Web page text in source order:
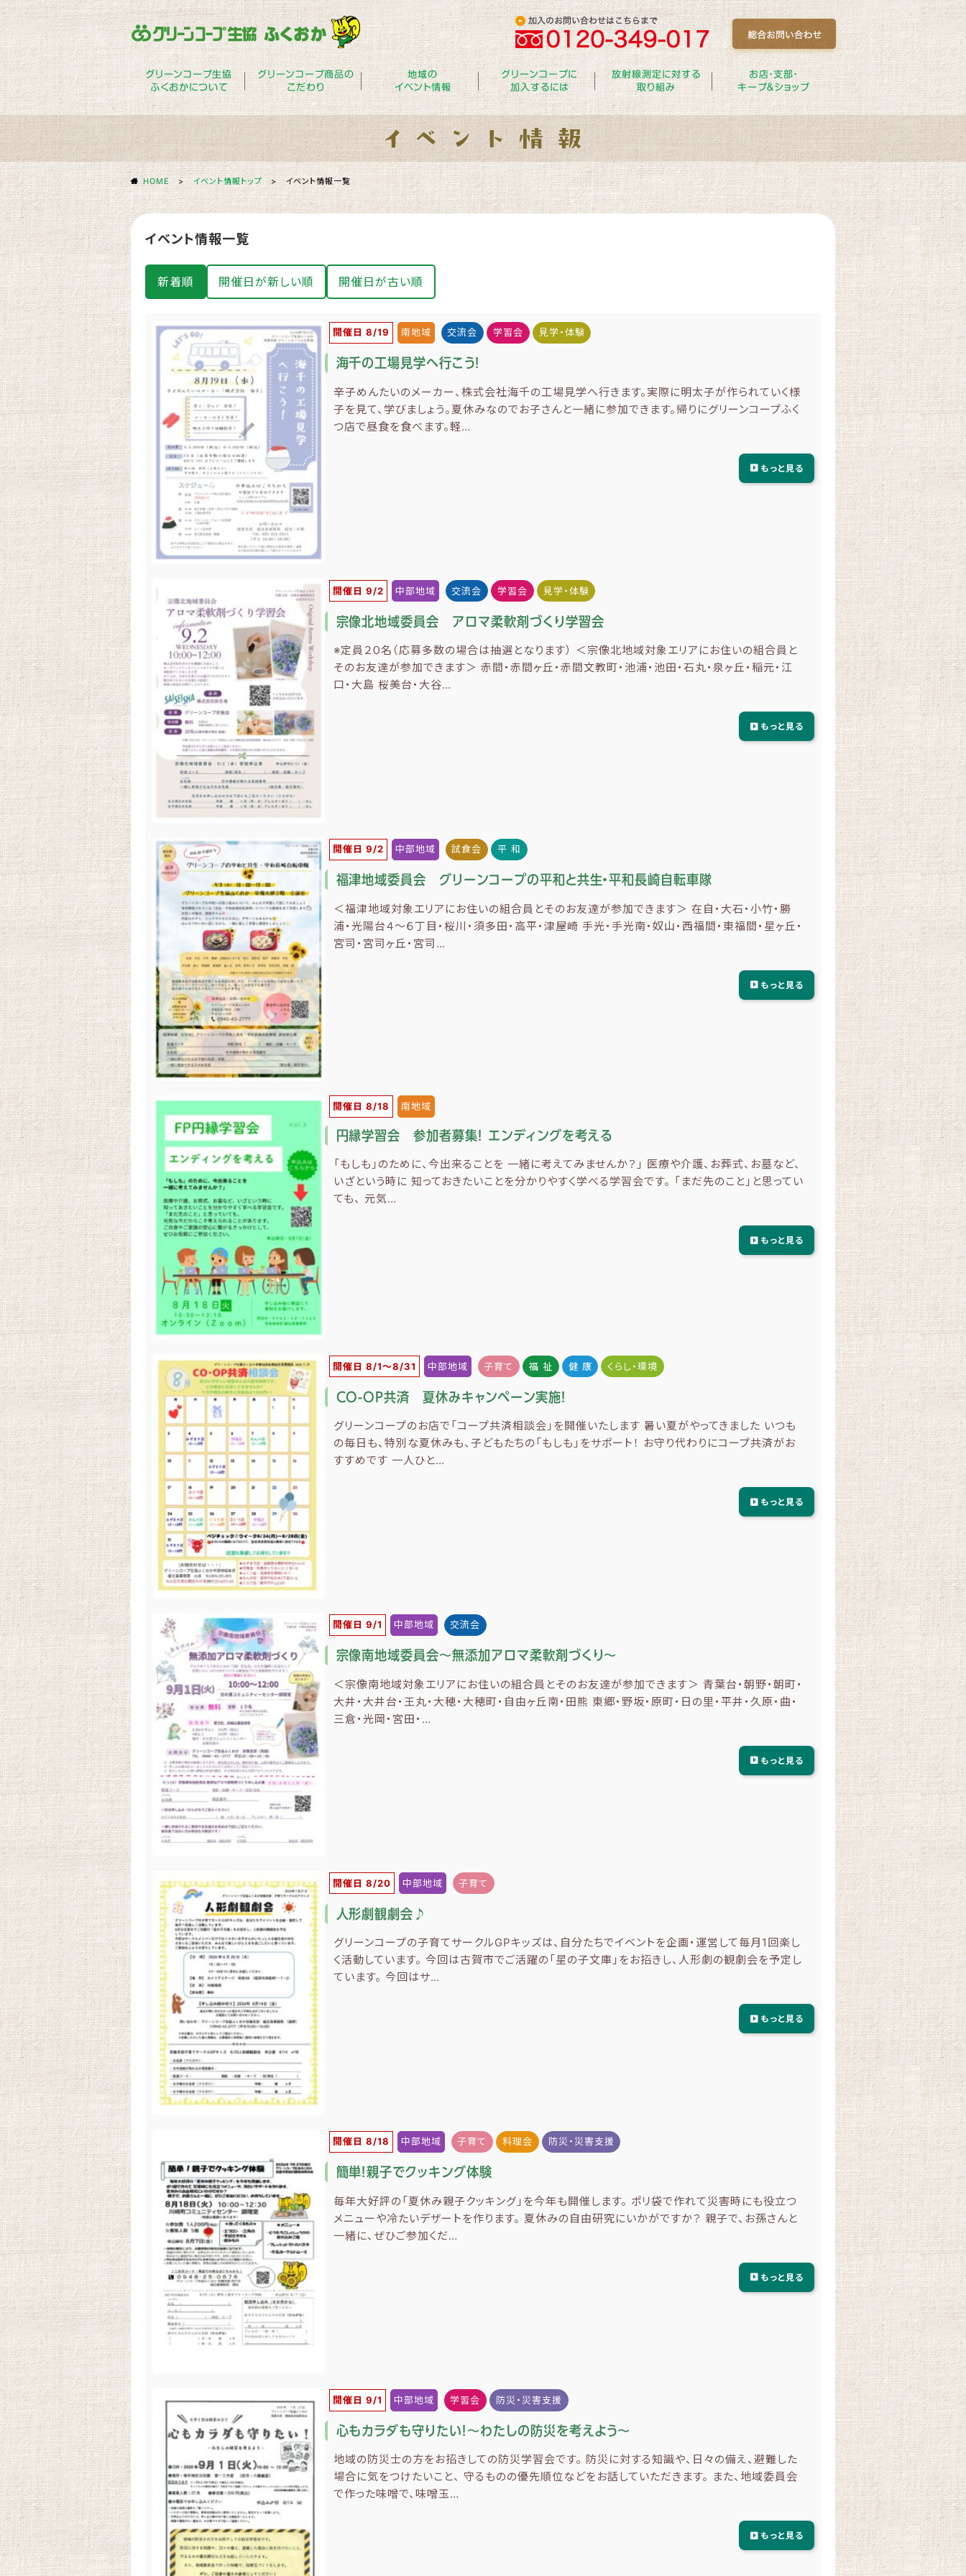
グリーンコープ生協
ふくおかについて
グリーンコープ商品の
こだわり
地域の
イベント情報
グリーンコープに
加入するには
放射線測定に対する
取り組み
お店・支部・
キープ＆ショップ
HOME > イベント情報トップ> イベント情報一覧
イベント情報一覧
新着順 開催日が新しい順 開催日が古い順
開催日 8/19 南地域 交流会 学習会 見学・体験
海千の工場見学へ行こう！
辛子めんたいのメーカー、株式会社海千の工場見学へ行きます。実際に明太子が作られていく様
子を見て、学びましょう。夏休みなのでお子さんと一緒に参加できます。帰りにグリーンコープふく
つ店で昼食を食べます。軽…
もっと見る
開催日 9/2 中部地域 交流会 学習会 見学・体験
宗像北地域委員会 アロマ柔軟剤づくり学習会
※定員２０名（応募多数の場合は抽選となります） ＜宗像北地域対象エリアにお住いの組合員と
そのお友達が参加できます＞ 赤間・赤間ヶ丘・赤間文教町・池浦・池田・石丸・泉ヶ丘・稲元・江
口・大島 桜美台・大谷…
もっと見る
開催日 9/2 中部地域 試食会 平 和
福津地域委員会 グリーンコープの平和と共生・平和長崎自転車隊
＜福津地域対象エリアにお住いの組合員とそのお友達が参加できます＞ 在自・大石・小竹・勝
浦・光陽台４～６丁目・桜川・須多田・高平・津屋崎 手光・手光南・奴山・西福間・東福間・星ヶ丘・
宮司・宮司ヶ丘・宮司…
もっと見る
開催日 8/18 南地域
円縁学習会 参加者募集！ エンディングを考える
「もしも」のために、今出来ることを 一緒に考えてみませんか？」 医療や介護、お葬式、お墓など、
いざという時に 知っておきたいことを分かりやすく学べる学習会です。 「まだ先のこと」と思ってい
ても、 元気…
もっと見る
開催日 8/1〜8/31 中部地域 子育て 福 祉 健 康 くらし・環境
CO-OP共済 夏休みキャンペーン実施！
グリーンコープのお店で「コープ共済相談会」を開催いたします 暑い夏がやってきました いつも
の毎日も、特別な夏休みも、子どもたちの「もしも」をサポート！ お守り代わりにコープ共済がお
すすめです 一人ひと…
もっと見る
開催日 9/1 中部地域 交流会
宗像南地域委員会～無添加アロマ柔軟剤づくり～
＜宗像南地域対象エリアにお住いの組合員とそのお友達が参加できます＞ 青葉台・朝野・朝町・
大井・大井台・王丸・大穂・大穂町・自由ヶ丘南・田熊 東郷・野坂・原町・日の里・平井・久原・曲・
三倉・光岡・宮田・…
もっと見る
開催日 8/20 中部地域 子育て
人形劇観劇会♪
グリーンコープの子育てサークルGPキッズは、自分たちでイベントを企画・運営して毎月1回楽し
く活動しています。 今回は古賀市でご活躍の「星の子文庫」をお招きし、人形劇の観劇会を予定し
ています。 今回はサ…
もっと見る
開催日 8/18 中部地域 子育て 料理会 防災・災害支援
簡単！親子でクッキング体験
毎年大好評の「夏休み親子クッキング」を今年も開催します。 ポリ袋で作れて災害時にも役立つ
メニューや冷たいデザートを作ります。 夏休みの自由研究にいかがですか？ 親子で、お孫さんと
一緒に、ぜひご参加くだ…
もっと見る
開催日 9/1 中部地域 学習会 防災・災害支援
心もカラダも守りたい！～わたしの防災を考えよう～
地域の防災士の方をお招きしての防災学習会です。 防災に対する知識や、日々の備え、避難した
場合に気をつけたいこと、 守るものの優先順位などをお話していただきます。 また、地域委員会
で作った味噌で、味噌玉…
もっと見る